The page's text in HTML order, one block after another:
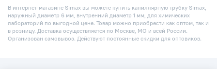
В интернет-магазине Simax вы можете купить капиллярную трубку Simax,
наружный диаметр 6 мм, внутренний диаметр 1 мм, для химических
лабораторий по выгодной цене. Товар можно приобрести как оптом, так и
в розницу. Доставка осуществляется по Москве, МО и всей России.
Организован самовывоз. Действуют постоянные скидки для оптовиков.